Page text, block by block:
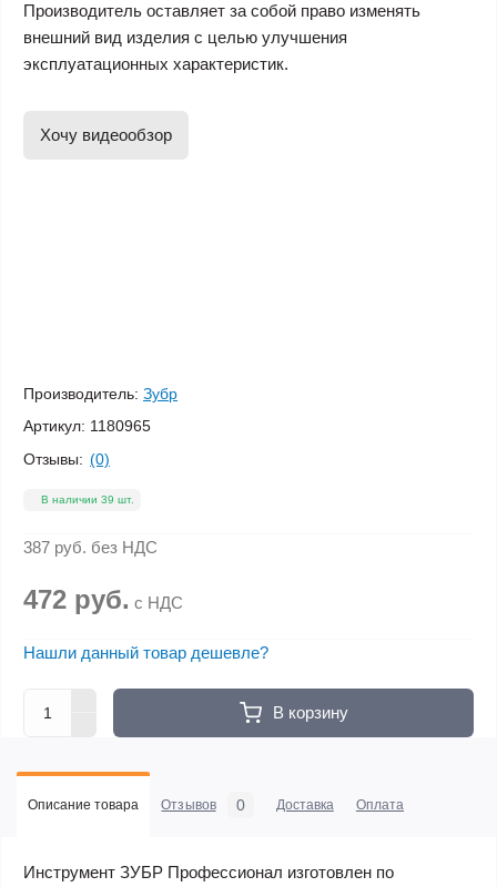
Производитель оставляет за собой право изменять
внешний вид изделия с целью улучшения
эксплуатационных характеристик.
Хочу видеообзор
Производитель: Зубр
Артикул: 1180965
Отзывы: (0)
В наличии 39 шт.
387 руб. без НДС
472 руб. с НДС
Нашли данный товар дешевле?
В корзину
Описание товара Отзывов 0 Доставка Оплата
Инструмент ЗУБР Профессионал изготовлен по